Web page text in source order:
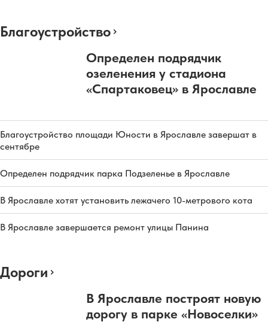
Благоустройство
Определен подрядчик
озеленения у стадиона
«Спартаковец» в Ярославле
Благоустройство площади Юности в Ярославле завершат в
сентябре
Определен подрядчик парка Подзеленье в Ярославле
В Ярославле хотят установить лежачего 10-метрового кота
В Ярославле завершается ремонт улицы Панина
Дороги
В Ярославле построят новую
дорогу в парке «Новоселки»